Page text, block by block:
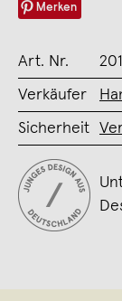
Merken
Art. Nr.
Verkäufer
Sicherheit